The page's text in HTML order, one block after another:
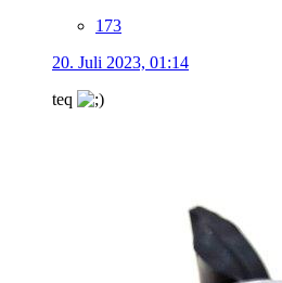
173
20. Juli 2023, 01:14
teq